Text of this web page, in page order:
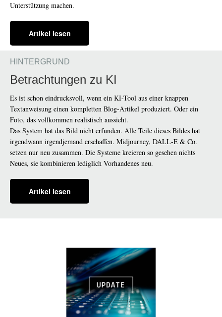
Unterstützung machen.
Artikel lesen
HINTERGRUND
Betrachtungen zu KI
Es ist schon eindrucksvoll, wenn ein KI-Tool aus einer knappen
Textanweisung einen kompletten Blog-Artikel produziert. Oder ein
Foto, das vollkommen realistisch aussieht.
Das System hat das Bild nicht erfunden. Alle Teile dieses Bildes hat
irgendwann irgendjemand erschaffen. Midjourney, DALL-E & Co.
setzen nur neu zusammen. Die Systeme kreieren so gesehen nichts
Neues, sie kombinieren lediglich Vorhandenes neu.
Artikel lesen